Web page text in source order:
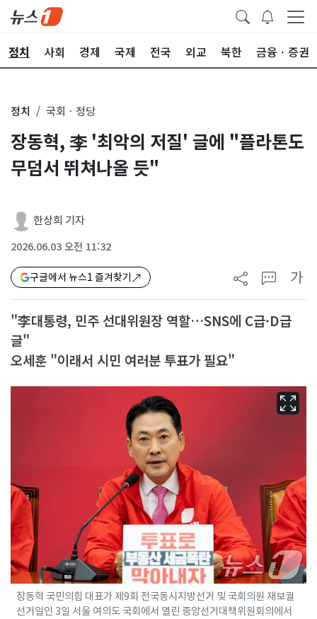
정치 사회 경제 국제 전국 외교 북한 금융ㆍ증권
정치 국회ㆍ정당
장동혁, 李 '최악의 저질' 글에 "플라톤도
무덤서 뛰쳐나올 듯"
한상희 기자
2026.06.03 오전 11:32
구글에서 뉴스1 즐겨찾기 가
"李대통령, 민주 선대위원장 역할…SNS에 C급·D급
글"
오세훈 "이래서 시민 여러분 투표가 필요"
장동혁 국민의힘 대표가 제9회 전국동시지방선거 및 국회의원 재보궐
선거일인 3일 서울 여의도 국회에서 열린 중앙선거대책위원회의에서